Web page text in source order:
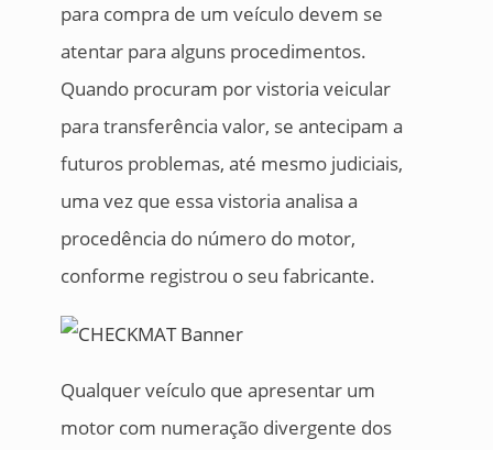
para compra de um veículo devem se
atentar para alguns procedimentos.
Quando procuram por vistoria veicular
para transferência valor, se antecipam a
futuros problemas, até mesmo judiciais,
uma vez que essa vistoria analisa a
procedência do número do motor,
conforme registrou o seu fabricante.
Qualquer veículo que apresentar um
motor com numeração divergente dos